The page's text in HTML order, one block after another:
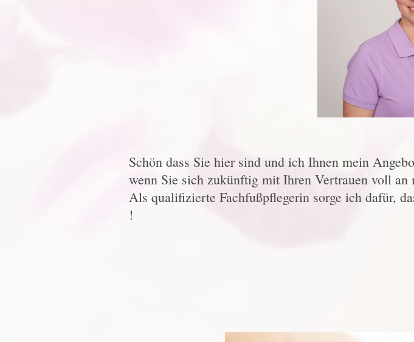
Schön dass Sie hier sind und ich Ihnen mein
wenn Sie sich zukünftig mit Ihren Vertrauen voll an
Als qualifizierte Fachfußpflegerin sorge ich dafür,
!